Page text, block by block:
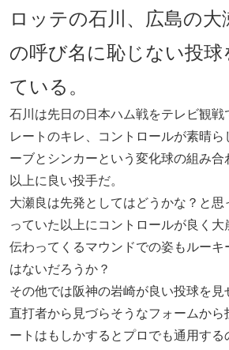
ロッテの石川、広島の大
の呼び名に恥じない投
ている。
石川は先日の日本ハム戦をテレビ観戦
レートのキレ、コントロールが素晴ら
ーブとシンカーという変化球の組み合
以上に良い投手だ。
大瀬良は先発としてはどうかな？と思
っていた以上にコントロールが良く
伝わってくるマウンドでの姿もルーキ
はないだろうか？
その他では阪神の岩崎が良い投球を見
直打者から見づらそうなフォームから
ートはもしかするとプロでも通用す